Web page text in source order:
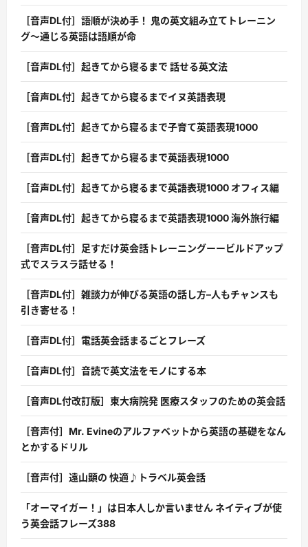
［音声DL付］語順が決め手！ 鬼の英文組み立てトレーニン
グ〜通じる英語は語順が命
［音声DL付］起きてから寝るまで 話せる英文法
［音声DL付］起きてから寝るまでイヌ英語表現
［音声DL付］起きてから寝るまで子育て英語表現1000
［音声DL付］起きてから寝るまで英語表現1000
［音声DL付］起きてから寝るまで英語表現1000 オフィス編
［音声DL付］起きてから寝るまで英語表現1000 海外旅行編
［音声DL付］足すだけ英会話トレーニングーービルドアップ
式でスラスラ話せる！
［音声DL付］雑談力が伸びる英語の話し方–人もチャンスも
引き寄せる！
［音声DL付］電話英会話まるごとフレーズ
［音声DL付］音読で英文法をモノにする本
［音声DL付改訂版］東大病院発 医療スタッフのための英会話
［音声付］Mr. Evineのアルファベットから英語の基礎をなん
とかするドリル
［音声付］遠山顕の 快適♪トラベル英会話
「オーマイガー！」は日本人しか言いません ネイティブが使
う英会話フレーズ388